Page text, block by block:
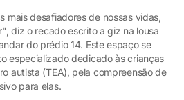
mais desafiadores de nossas vidas,
diz o recado escrito a giz na lousa
do prédio 14. Este espaço se
especializado dedicado às crianças
autista (TEA), pela compreensão de
para elas.